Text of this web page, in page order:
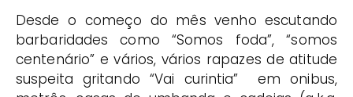
Desde o começo do mês venho escutando
barbaridades como “Somos foda”, “somos
centenário” e vários, vários rapazes de atitude
suspeita gritando “Vai curintia” em onibus,